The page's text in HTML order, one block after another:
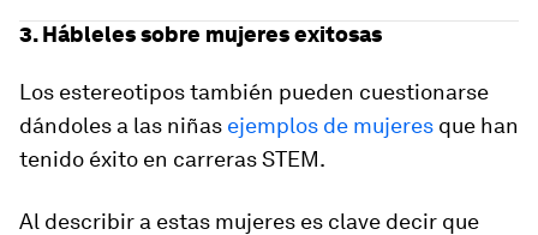
3. Hábleles sobre mujeres exitosas
Los estereotipos también pueden cuestionarse
dándoles a las niñas ejemplos de mujeres que han
tenido éxito en carreras STEM.
Al describir a estas mujeres es clave decir que